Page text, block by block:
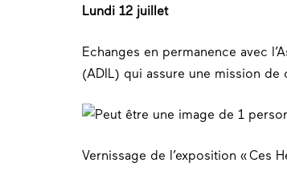
Lundi 12 juillet
Echanges en permanence avec
(ADIL) qui assure une mission
Vernissage de l’exposition « Ces